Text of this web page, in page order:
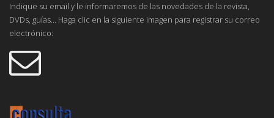
Indique su email y le informaremos de las novedades de la revista,
DVDs, guías... Haga clic en la siguiente imagen para registrar su correo
electrónico: